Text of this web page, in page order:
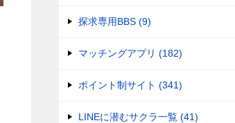
探求専用BBS (9)
マッチングアプリ (182)
ポイント制サイト (341)
LINEに潜むサクラ一覧 (41)